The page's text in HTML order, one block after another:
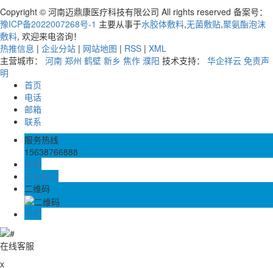
Copyright © 河南迈鼎康医疗科技有限公司 All rights reserved 备案号：
豫ICP备2022007268号-1 主要从事于水胶体敷料,无菌敷贴,聚氨酯泡沫
敷料, 欢迎来电咨询！
热推信息 | 企业分站 | 网站地图 | RSS | XML
主营城市： 河南 郑州 鹤壁 新乡 焦作 濮阳 技术支持： 华企祥云 免责声
明
首页
电话
邮箱
联系
服务热线
15638766888
邮箱
在线留言
二维码
TOP
在线客服
x